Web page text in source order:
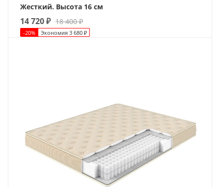
Жесткий. Высота 16 см
14 720₽ 18 400₽
-20% Экономия 3 680 ₽